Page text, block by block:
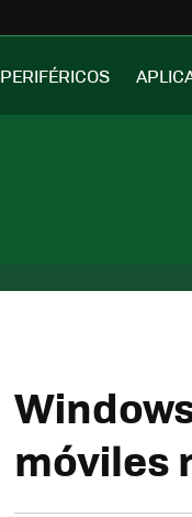
PERIFÉRICOS
móviles